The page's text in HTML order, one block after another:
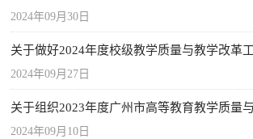
2024年09月30日
2024年09月27日
2024年09月10日